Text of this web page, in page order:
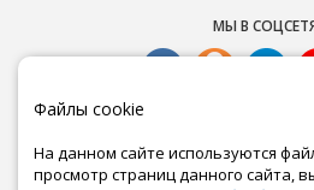
МЫ В
Файлы cookie
На данном сайте используются
просмотр страниц данного сайта,